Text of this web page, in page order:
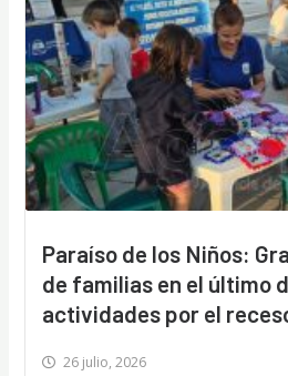
Paraíso de los Niños:
de familias en el último
actividades por el
26 julio, 2026